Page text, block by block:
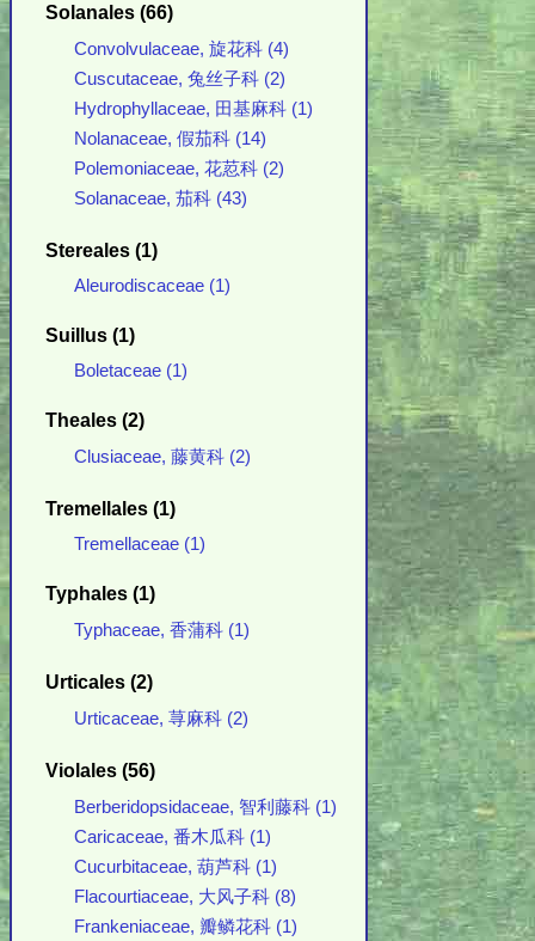
Solanales (66)
Convolvulaceae, 旋花科 (4)
Cuscutaceae, 兔丝子科 (2)
Hydrophyllaceae, 田基麻科 (1)
Nolanaceae, 假茄科 (14)
Polemoniaceae, 花荵科 (2)
Solanaceae, 茄科 (43)
Stereales (1)
Aleurodiscaceae (1)
Suillus (1)
Boletaceae (1)
Theales (2)
Clusiaceae, 藤黄科 (2)
Tremellales (1)
Tremellaceae (1)
Typhales (1)
Typhaceae, 香蒲科 (1)
Urticales (2)
Urticaceae, 荨麻科 (2)
Violales (56)
Berberidopsidaceae, 智利藤科 (1)
Caricaceae, 番木瓜科 (1)
Cucurbitaceae, 葫芦科 (1)
Flacourtiaceae, 大风子科 (8)
Frankeniaceae, 瓣鳞花科 (1)